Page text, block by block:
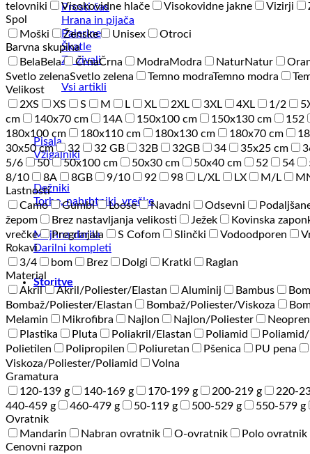
Prosti čas
Hrana in pijača
Palerine
Škatle
Za živali
Vsi artikli
Pisala
Vžigalniki
Dežniki
Torbe, nahrbtniki, vrečke
Majhna darila
Darilni kompleti
Storitve
telovniki
Visokovidne hlače Visokovidne jakne Vizirji
Spol
Moški
Ženske Unisex
Otroci
Barvna skupina
Bela Bela ČrnaČrna ModraModra NaturNatur
Svetlo zelenaSvetlo zelena Temno modraTemno modra
Velikost
2XS
XS S M L XL 2XL 3XL 4XL 1/2
cm
140x70 cm 14A 150x100 cm 150x130 cm 152
180x100 cm
180x110 cm 180x130 cm 180x70 cm
30x50 cm
32 32 GB 32B 32GB 34 35x25 cm
5/6
50 50x100 cm 50x30 cm 50x40 cm 52 54
8/10
8A 8GB 9/10 92 98 L/XL LX M/L
Lastnosti
Camo
Gumbi Loose Navadni Odsevni
žepom
Brez nastavljanja velikosti Ježek Kovinska
vrečke
Pregrinjala S Cofom Slinčki Vodoodporen
Rokavi
3/4
bom Brez Dolgi Kratki
Raglan
Material
Akril
Akril/Poliester/Elastan Aluminij Bambus
Bombaž/Poliester/Elastan
Bombaž/Poliester/Viskoza
Melamin
Mikrofibra Najlon Najlon/Poliester Neopren
Plastika
Pluta Poliakril/Elastan Poliamid
Polietilen
Polipropilen Poliuretan Pšenica PU pena
Viskoza/Poliester/Poliamid
Volna
Gramatura
120-139 g
140-169 g 170-199 g 200-219 g 220-
440-459 g
460-479 g 50-119 g 500-529 g 550-579 g
Ovratnik
Mandarin
Nabran ovratnik O-ovratnik Polo ovratnik
Cenovni razpon